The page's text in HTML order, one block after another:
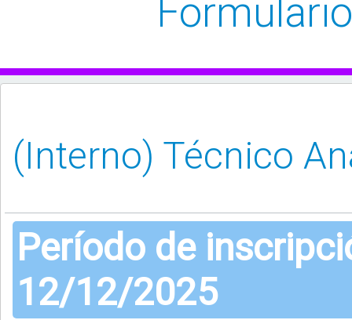
Período de
12/12/2025